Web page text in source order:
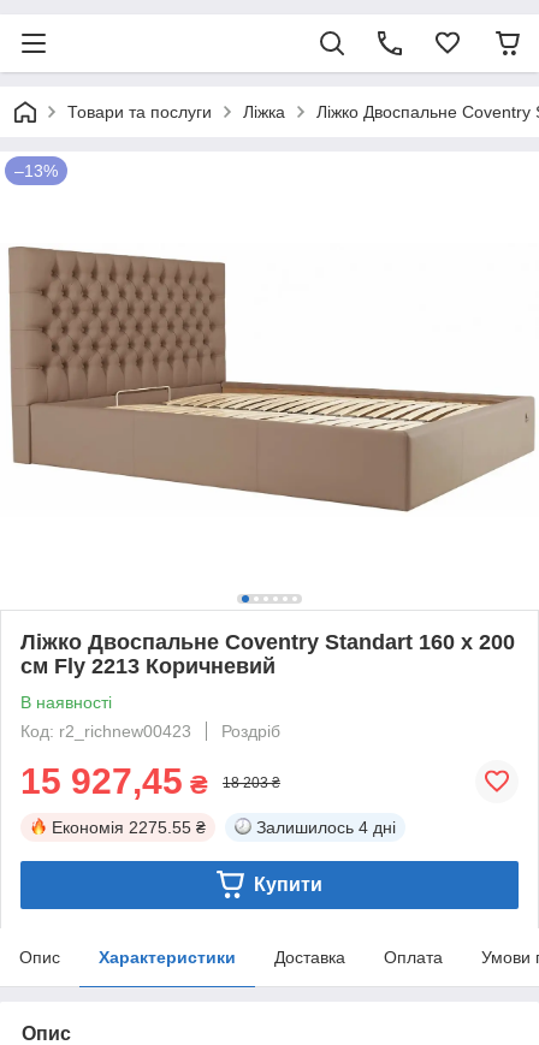
Товари та послуги Ліжка Ліжко Двоспальне
–13%
Ліжко Двоспальне Coventry Standart 160 х 200
см Fly 2213 Коричневий
В наявності
Код: r2_richnew00423
Роздріб
15 927,45 ₴ 18 203 ₴
Економія 2275.55 ₴ Залишилось 4 дні
Купити
Опис Характеристики Доставка Оплата Умови
Опис